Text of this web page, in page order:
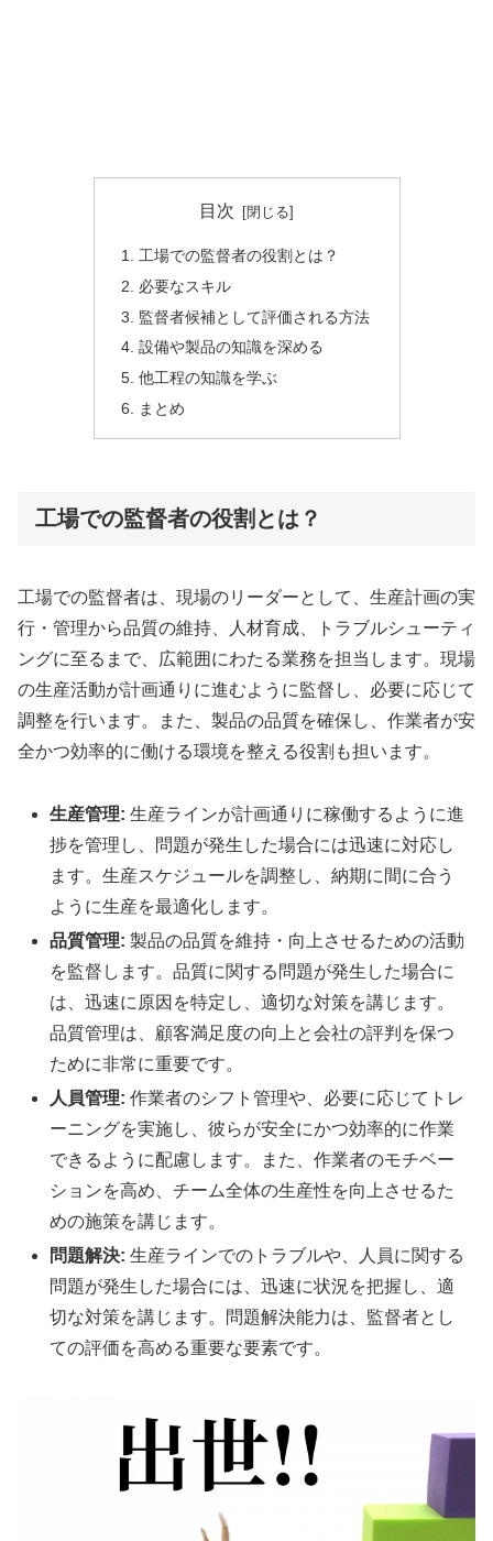
目次
工場での監督者の役割とは？
必要なスキル
監督者候補として評価される方法
設備や製品の知識を深める
他工程の知識を学ぶ
まとめ
工場での監督者の役割とは？
工場での監督者は、現場のリーダーとして、生産計画の実
行・管理から品質の維持、人材育成、トラブルシューティ
ングに至るまで、広範囲にわたる業務を担当します。現場
の生産活動が計画通りに進むように監督し、必要に応じて
調整を行います。また、製品の品質を確保し、作業者が安
全かつ効率的に働ける環境を整える役割も担います。
生産管理: 生産ラインが計画通りに稼働するように進
捗を管理し、問題が発生した場合には迅速に対応し
ます。生産スケジュールを調整し、納期に間に合う
ように生産を最適化します。
品質管理: 製品の品質を維持・向上させるための活動
を監督します。品質に関する問題が発生した場合に
は、迅速に原因を特定し、適切な対策を講じます。
品質管理は、顧客満足度の向上と会社の評判を保つ
ために非常に重要です。
人員管理: 作業者のシフト管理や、必要に応じてトレ
ーニングを実施し、彼らが安全にかつ効率的に作業
できるように配慮します。また、作業者のモチベー
ションを高め、チーム全体の生産性を向上させるた
めの施策を講じます。
問題解決: 生産ラインでのトラブルや、人員に関する
問題が発生した場合には、迅速に状況を把握し、適
切な対策を講じます。問題解決能力は、監督者とし
ての評価を高める重要な要素です。